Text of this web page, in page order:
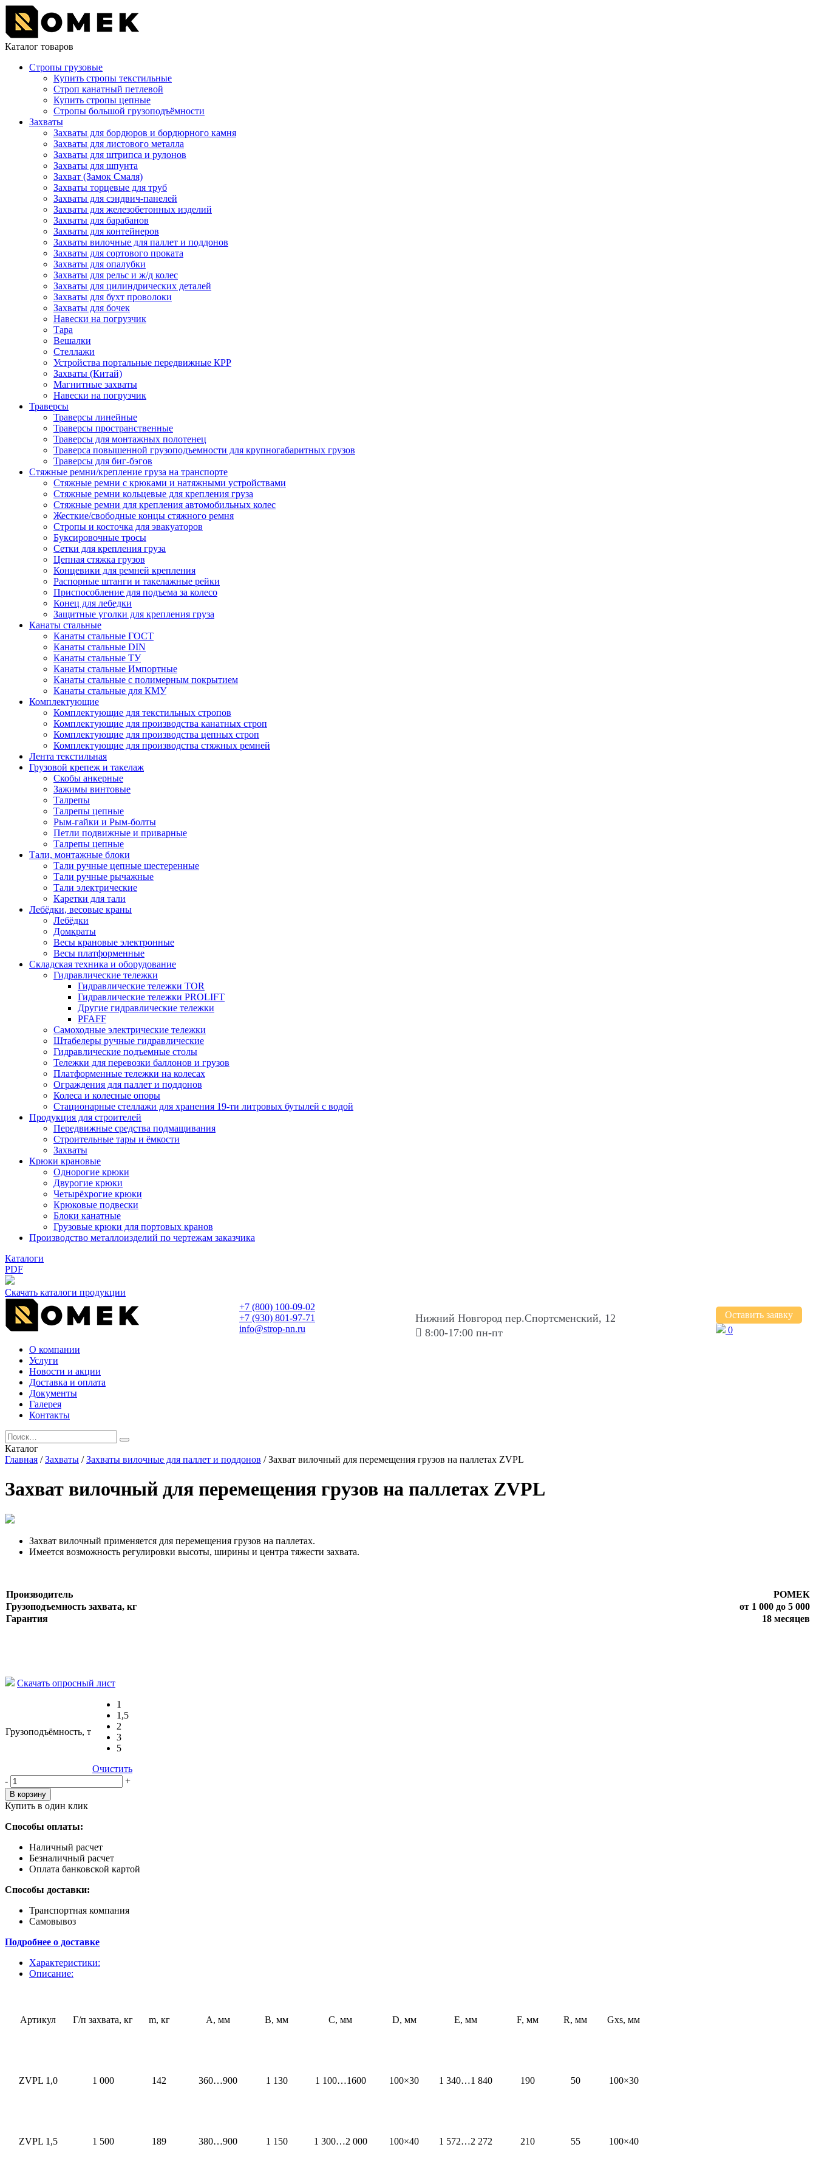
Каталог товаров
Стропы грузовые
Купить стропы текстильные
Строп канатный петлевой
Купить стропы цепные
Стропы большой грузоподъёмности
Захваты
Захваты для бордюров и бордюрного камня
Захваты для листового металла
Захваты для штрипса и рулонов
Захваты для шпунта
Захват (Замок Смаля)
Захваты торцевые для труб
Захваты для сэндвич-панелей
Захваты для железобетонных изделий
Захваты для барабанов
Захваты для контейнеров
Захваты вилочные для паллет и поддонов
Захваты для сортового проката
Захваты для опалубки
Захваты для рельс и ж/д колес
Захваты для цилиндрических деталей
Захваты для бухт проволоки
Захваты для бочек
Навески на погрузчик
Тара
Вешалки
Стеллажи
Устройства портальные передвижные КРР
Захваты (Китай)
Магнитные захваты
Навески на погрузчик
Траверсы
Траверсы линейные
Траверсы пространственные
Траверсы для монтажных полотенец
Траверса повышенной грузоподъемности для крупногабаритных грузов
Траверсы для биг-бэгов
Стяжные ремни/крепление груза на транспорте
Стяжные ремни с крюками и натяжными устройствами
Стяжные ремни кольцевые для крепления груза
Стяжные ремни для крепления автомобильных колес
Жесткие/свободные концы стяжного ремня
Стропы и косточка для эвакуаторов
Буксировочные тросы
Сетки для крепления груза
Цепная стяжка грузов
Концевики для ремней крепления
Распорные штанги и такелажные рейки
Приспособление для подъема за колесо
Конец для лебедки
Защитные уголки для крепления груза
Канаты стальные
Канаты стальные ГОСТ
Канаты стальные DIN
Канаты стальные ТУ
Канаты стальные Импортные
Канаты стальные с полимерным покрытием
Канаты стальные для КМУ
Комплектующие
Комплектующие для текстильных стропов
Комплектующие для производства канатных строп
Комплектующие для производства цепных строп
Комплектующие для производства стяжных ремней
Лента текстильная
Грузовой крепеж и такелаж
Скобы анкерные
Зажимы винтовые
Талрепы
Талрепы цепные
Рым-гайки и Рым-болты
Петли подвижные и приварные
Талрепы цепные
Тали, монтажные блоки
Тали ручные цепные шестеренные
Тали ручные рычажные
Тали электрические
Каретки для тали
Лебёдки, весовые краны
Лебёдки
Домкраты
Весы крановые электронные
Весы платформенные
Складская техника и оборудование
Гидравлические тележки
Гидравлические тележки TOR
Гидравлические тележки PROLIFT
Другие гидравлические тележки
PFAFF
Самоходные электрические тележки
Штабелеры ручные гидравлические
Гидравлические подъемные столы
Тележки для перевозки баллонов и грузов
Платформенные тележки на колесах
Ограждения для паллет и поддонов
Колеса и колесные опоры
Стационарные стеллажи для хранения 19-ти литровых бутылей с водой
Продукция для строителей
Передвижные средства подмащивания
Строительные тары и ёмкости
Захваты
Крюки крановые
Однорогие крюки
Двурогие крюки
Четырёхрогие крюки
Крюковые подвески
Блоки канатные
Грузовые крюки для портовых кранов
Производство металлоизделий по чертежам заказчика
Каталоги
PDF
Скачать каталоги продукции
+7 (800) 100-09-02
+7 (930) 801-97-71
info@strop-nn.ru
Нижний Новгород пер.Спортсменский, 12
8:00-17:00 пн-пт
Оставить заявку
0
О компании
Услуги
Новости и акции
Доставка и оплата
Документы
Галерея
Контакты
Каталог
Главная /Захваты /Захваты вилочные для паллет и поддонов / Захват вилочный для перемещения грузов на паллетах ZVPL
Захват вилочный для перемещения грузов на паллетах ZVPL
Захват вилочный применяется для перемещения грузов на паллетах.
Имеется возможность регулировки высоты, ширины и центра тяжести захвата.
Производитель
РОМЕК
Грузоподъемность захвата, кг
от 1 000 до 5 000
Гарантия
18 месяцев
Скачать опросный лист
Грузоподъёмность, т
1
1,5
2
3
5
Очистить
Количество,
шт
- +
В корзину
Купить в один клик
Способы оплаты:
Наличный расчет
Безналичный расчет
Оплата банковской картой
Способы доставки:
Транспортная компания
Самовывоз
Подробнее о доставке
Характеристики:
Описание:
Артикул Г/п захвата, кг m, кг А, мм В, мм С, мм D, мм E, мм F, мм R, мм Gхs, мм
ZVPL 1,0 1 000 142 360…900 1 130 1 100…1600 100×30 1 340…1 840 190 50 100×30
ZVPL 1,5 1 500 189 380…900 1 150 1 300…2 000 100×40 1 572…2 272 210 55 100×40